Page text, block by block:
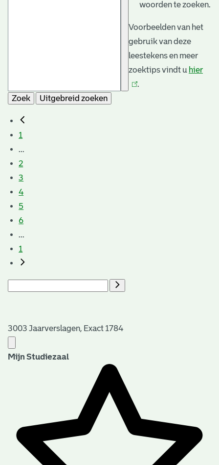
woorden te zoeken.
Voorbeelden van het
gebruik van deze
leestekens en meer
zoektips vindt u hier
.
Zoek
Uitgebreid zoeken
1
...
2
3
4
5
6
...
1
3003 Jaarverslagen, Exact 1784
Mijn Studiezaal